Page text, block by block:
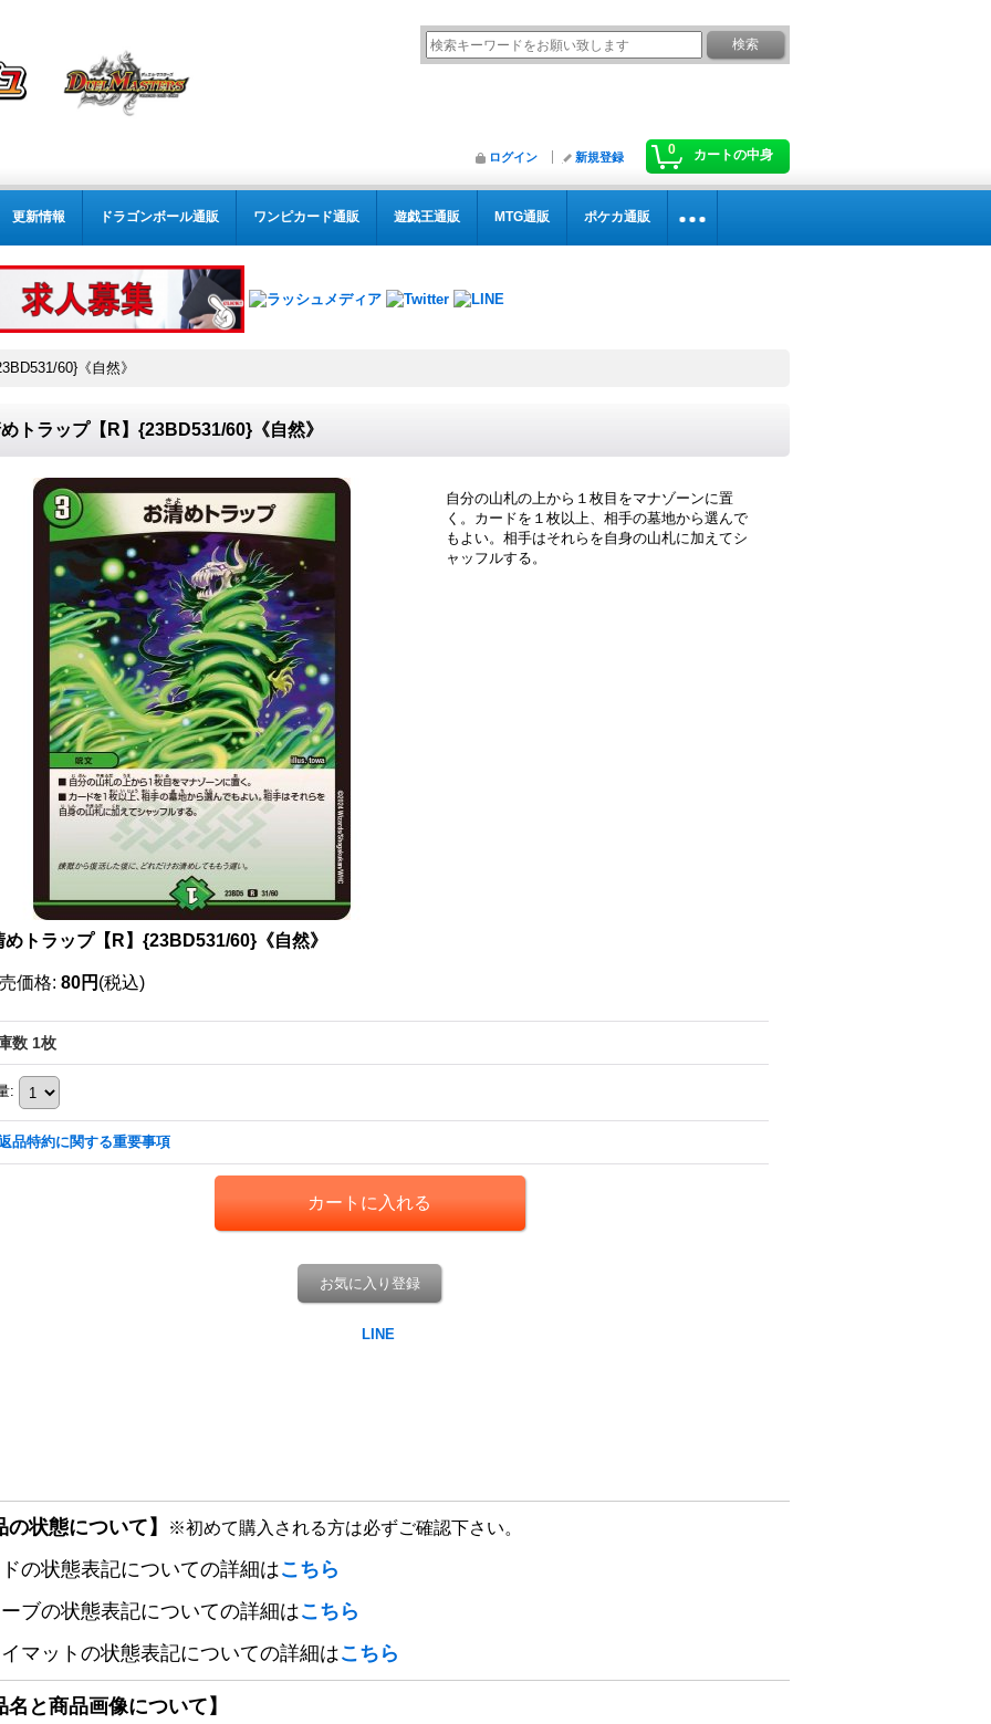
0 カートの中身
ログイン 新規登録
更新情報 ドラゴンボール通販 ワンピカード通販 遊戯王通販 MTG通販 ポケカ通販
60}《自然》
トラップ【R】{23BD531/60}《自然》
自分の山札の上から１枚目をマナゾーンに置
く。カードを１枚以上、相手の墓地から選んで
もよい。相手はそれらを自身の山札に加えてシ
ャッフルする。
めトラップ【R】{23BD531/60}《自然》
価格: 80円 (税込)
数 1枚
:
品特約に関する重要事項
お気に入り登録
の状態について】 ※初めて購入される方は必ずご確認下さい。
の状態表記についての詳細はこちら
ブの状態表記についての詳細はこちら
マットの状態表記についての詳細はこちら
名と商品画像について】